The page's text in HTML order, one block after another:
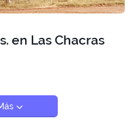
en Las Chacras